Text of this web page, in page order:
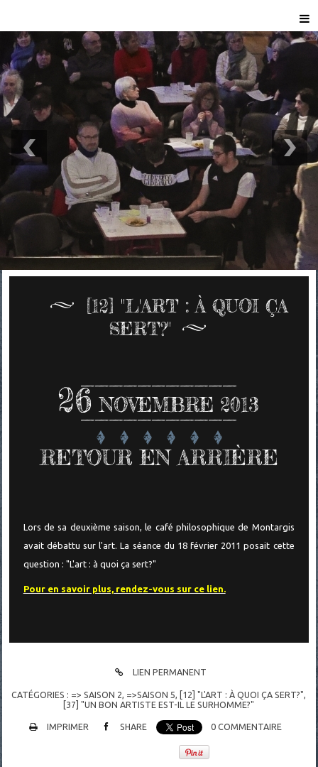
[12] "L'ART : À QUOI ÇA
SERT?"
26 NOVEMBRE 2013
RETOUR EN ARRIÈRE
Lors de sa deuxième saison, le café philosophique de Montargis
avait débattu sur l'art. La séance du 18 février 2011 posait cette
question : "L'art : à quoi ça sert?"
Pour en savoir plus, rendez-vous sur ce lien.
LIEN PERMANENT
CATÉGORIES : => SAISON 2, =>SAISON 5, [12] "L'ART : À QUOI ÇA SERT?",
[37] "UN BON ARTISTE EST-IL LE SURHOMME?"
IMPRIMER SHARE 0 COMMENTAIRE